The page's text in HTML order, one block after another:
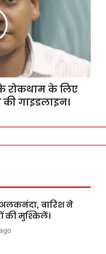
रोकथाम के लिए
की गाइडलाइन।
अलकनंदा, बारिश ने
की मुश्किलें।